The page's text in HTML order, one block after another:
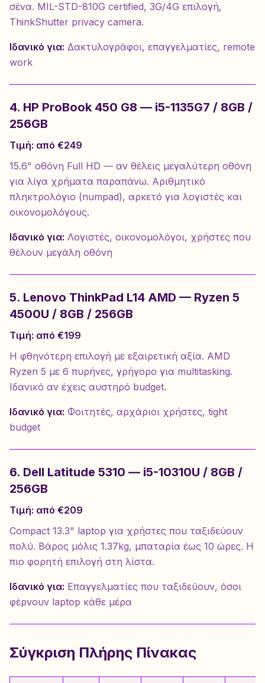
σένα. MIL-STD-810G certified, 3G/4G επιλογή,
ThinkShutter privacy camera.
Ιδανικό για: Δακτυλογράφοι, επαγγελματίες, remote
work
4. HP ProBook 450 G8 — i5-1135G7 / 8GB /
256GB
Τιμή: από €249
15.6" οθόνη Full HD — αν θέλεις μεγαλύτερη οθόνη
για λίγα χρήματα παραπάνω. Αριθμητικό
πληκτρολόγιο (numpad), αρκετό για λογιστές και
οικονομολόγους.
Ιδανικό για: Λογιστές, οικονομολόγοι, χρήστες που
θέλουν μεγάλη οθόνη
5. Lenovo ThinkPad L14 AMD — Ryzen 5
4500U / 8GB / 256GB
Τιμή: από €199
Η φθηνότερη επιλογή με εξαιρετική αξία. AMD
Ryzen 5 με 6 πυρήνες, γρήγορο για multitasking.
Ιδανικό αν έχεις αυστηρό budget.
Ιδανικό για: Φοιτητές, αρχάριοι χρήστες, tight
budget
6. Dell Latitude 5310 — i5-10310U / 8GB /
256GB
Τιμή: από €209
Compact 13.3" laptop για χρήστες που ταξιδεύουν
πολύ. Βάρος μόλις 1.37kg, μπαταρία έως 10 ώρες. Η
πιο φορητή επιλογή στη λίστα.
Ιδανικό για: Επαγγελματίες που ταξιδεύουν, όσοι
φέρνουν laptop κάθε μέρα
Σύγκριση Πλήρης Πίνακας